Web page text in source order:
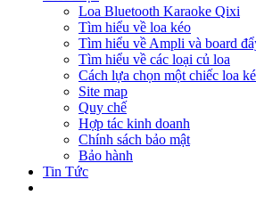
Loa Bluetooth Karaoke Qixi
Tìm hiểu về loa kéo
Tìm hiểu về Ampli và board
Tìm hiểu về các loại củ loa
Cách lựa chọn một chiếc loa
Site map
Quy chế
Hợp tác kinh doanh
Chính sách bảo mật
Bảo hành
Tin Tức